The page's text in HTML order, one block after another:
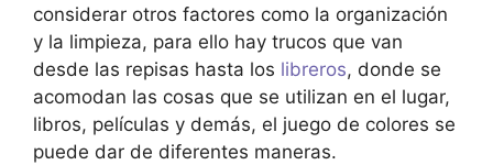
considerar otros factores como la organización
y la limpieza, para ello hay trucos que van
desde las repisas hasta los libreros, donde se
acomodan las cosas que se utilizan en el lugar,
libros, películas y demás, el juego de colores se
puede dar de diferentes maneras.